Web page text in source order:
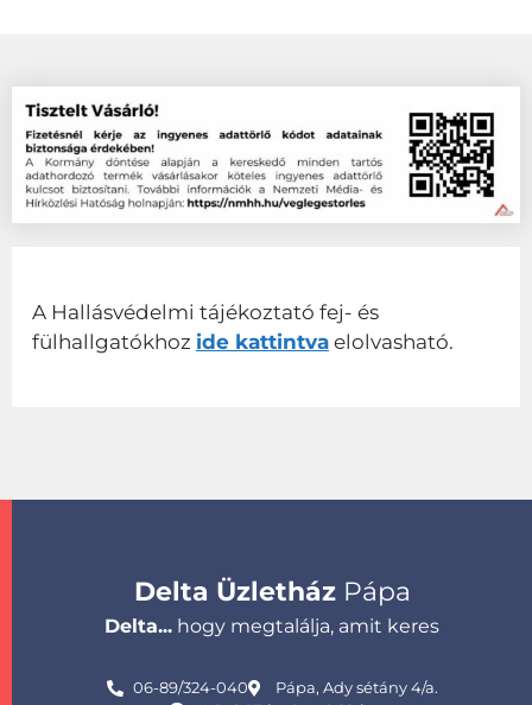
A Hallásvédelmi tájékoztató fej- és
fülhallgatókhoz ide kattintva elolvasható.
Delta ÜzletházPápa
Delta... hogy megtalálja, amit keres
06-89/324-040
Pápa, Ady sétány 4/a.